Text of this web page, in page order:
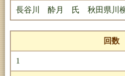
長谷川 酔月 氏 秋田県川柳
回数
1